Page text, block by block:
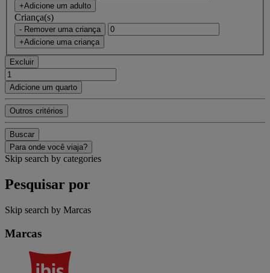
+Adicione um adulto
Criança(s)
- Remover uma criança
+Adicione uma criança
Excluir
Adicione um quarto
Outros critérios
Buscar
Para onde você viaja?
Skip search by categories
Pesquisar por
Skip search by Marcas
Marcas